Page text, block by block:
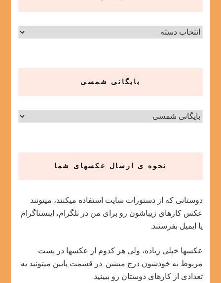
دسته‌ها
بایگانی شمسی
نحوه ی ارسال عکسهای شما
دوستانی که از دستورات سایت استفاده میکنند، میتونند
عکس کارهای زیباشون رو برای من در تلگرام، اینستاگرام
یا ایمیل بفرستند.
عکسها خیلی زیاده، ولی هر کدوم از عکسها در پست
مربوط به خودشون درج میشن. در قسمت پایین میتونید یه
تعدادی از کارهای دوستان رو ببینید.